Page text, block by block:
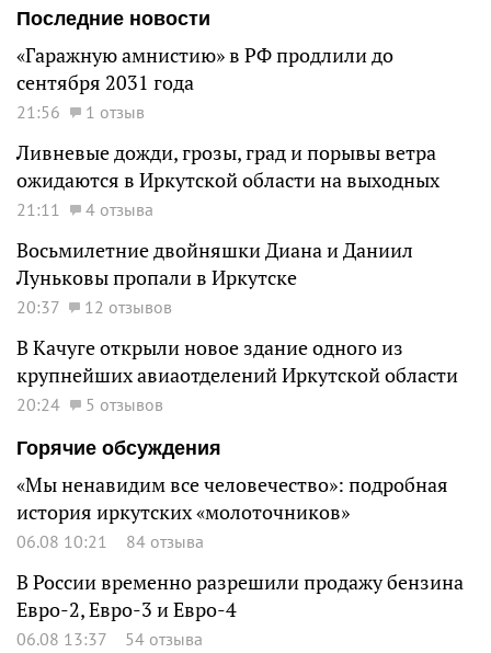
Последние новости
«Гаражную амнистию» в РФ продлили до
сентября 2031 года
21:56 1 отзыв
Ливневые дожди, грозы, град и порывы ветра
ожидаются в Иркутской области на выходных
21:11 4 отзыва
Восьмилетние двойняшки Диана и Даниил
Луньковы пропали в Иркутске
20:37 12 отзывов
В Качуге открыли новое здание одного из
крупнейших авиаотделений Иркутской области
20:24
5 отзывов
Горячие обсуждения
«Мы ненавидим все человечество»: подробная
история иркутских «молоточников»
06.08 10:21 84 отзыва
В России временно разрешили продажу бензина
Евро-2, Евро-3 и Евро-4
06.08 13:37 54 отзыва